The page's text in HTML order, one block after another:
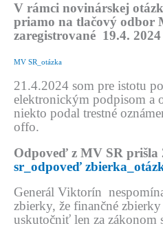
V rámci novinárskej
priamo na tlačový odbor
zaregistrované 19.4.
MV SR_otázka
21.4.2024 som pre istotu
elektronickým podpisom a
niekto podal trestné
offo.
Odpoveď z MV SR prišla
sr_odpoveď
Generál Viktorín
zbierky, že finančné
uskutočniť len za zákonom